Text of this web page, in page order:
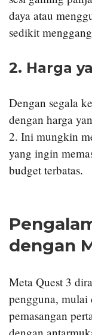
daya atau
sedikit
2. Harga
Dengan segala
dengan harga
2. Ini mungkin
yang ingin
budget terbatas.
dengan
Meta Quest 3
pengguna, mulai
pemasangan